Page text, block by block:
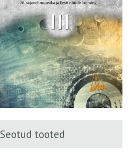
Seotud tooted